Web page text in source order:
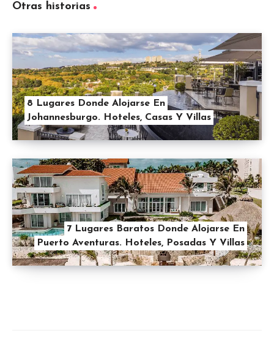
Otras historias
8 Lugares Donde Alojarse En
Johannesburgo. Hoteles, Casas Y Villas
7 Lugares Baratos Donde Alojarse En
Puerto Aventuras. Hoteles, Posadas Y Villas